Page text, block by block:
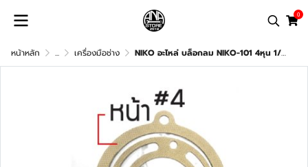
0
หน้าหลัก ... เครื่องมือช่าง NIKO อะไหล่ บล็อกลม NIKO-101 4หุน 1/2" อะไหล่แท้100%